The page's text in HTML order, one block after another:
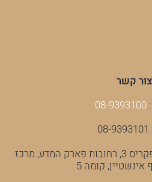
צור קשר
08-9393100
סניף ראשי רחובות: רחוב פקריס 3, רחובות פארק המדע, מרכז
אינשטיין, קומה 5